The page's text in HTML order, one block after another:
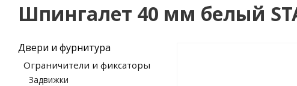
Шпингалет 40 мм белый
Двери и фурнитура
Ограничители и фиксаторы
Задвижки